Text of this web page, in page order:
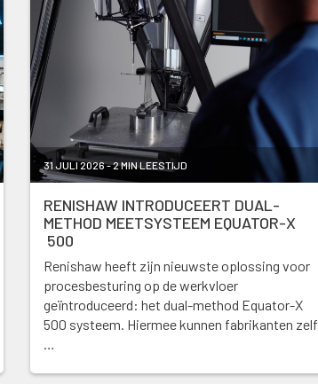
31 JULI 2026 - 2 MIN LEESTIJD
RENISHAW INTRODUCEERT DUAL-
METHOD MEETSYSTEEM EQUATOR-X
500
Renishaw heeft zijn nieuwste oplossing voor
procesbesturing op de werkvloer
geïntroduceerd: het dual-method Equator-X
500 systeem. Hiermee kunnen fabrikanten zelf